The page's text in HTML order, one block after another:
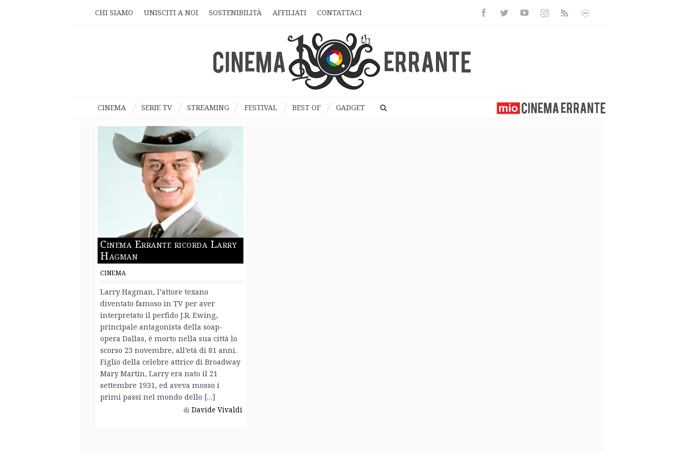
CHI SIAMO UNISCITI A NOI SOSTENIBILITÀ AFFILIATI CONTATTACI FacebookTwitterYoutubeInstagramRss
Informativa
CINEMA SERIE TV STREAMING FESTIVAL BEST OF GADGET
Cinema Errante ricorda Larry
Hagman
CINEMA
Larry Hagman, l’attore texano
diventato famoso in TV per aver
interpretato il perfido J.R. Ewing,
principale antagonista della soap-
opera Dallas, è morto nella sua città lo
scorso 23 novembre, all’età di 81 anni.
Figlio della celebre attrice di Broadway
Mary Martin, Larry era nato il 21
settembre 1931, ed aveva mosso i
primi passi nel mondo dello […]
di Davide Vivaldi